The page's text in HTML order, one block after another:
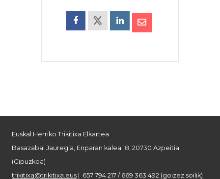
Euskal Herriko Trikitixa Elkartea
Basazabal Jauregia, Enparan kalea 18, 20730 Azpeitia
(Gipuzkoa)
trikitixa@trikitixa.eus | 657 794 217 / 669 363 492 (goizez soilik)